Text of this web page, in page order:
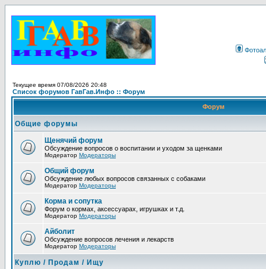
Текущее время 07/08/2026 20:48
Список форумов ГавГав.Инфо :: Форум
Форум
Общие форумы
Щенячий форум
Обсуждение вопросов о воспитании и уходом за щенками
Модератор Модераторы
Общий форум
Обсуждение любых вопросов связанных с собаками
Модератор Модераторы
Корма и сопутка
Форум о кормах, аксессуарах, игрушках и т.д.
Модератор Модераторы
Айболит
Обсуждение вопросов лечения и лекарств
Модератор Модераторы
Куплю / Продам / Ищу